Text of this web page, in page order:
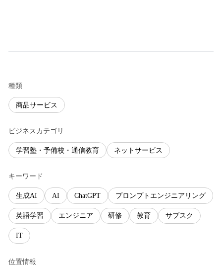
種類
商品サービス
ビジネスカテゴリ
学習塾・予備校・通信教育 ネットサービス
キーワード
生成AI AI ChatGPT プロンプトエンジニアリング
英語学習 エンジニア 研修 教育 サブスク
IT
位置情報